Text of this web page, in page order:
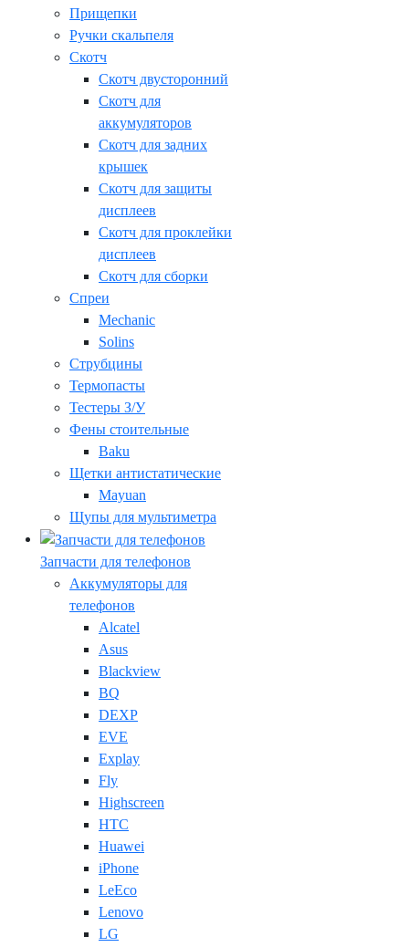
Прищепки
Ручки скальпеля
Скотч
Скотч двусторонний
Скотч для
аккумуляторов
Скотч для задних
крышек
Скотч для защиты
дисплеев
Скотч для проклейки
дисплеев
Скотч для сборки
Спреи
Mechanic
Solins
Струбцины
Термопасты
Тестеры З/У
Фены стоительные
Baku
Щетки антистатические
Mayuan
Щупы для мультиметра
Запчасти для телефонов
Аккумуляторы для
телефонов
Alcatel
Asus
Blackview
BQ
DEXP
EVE
Explay
Fly
Highscreen
HTC
Huawei
iPhone
LeEco
Lenovo
LG